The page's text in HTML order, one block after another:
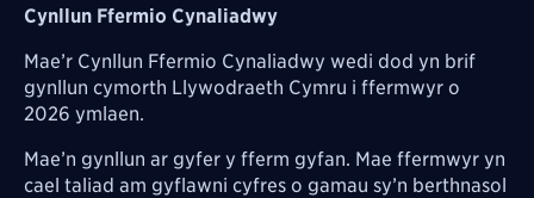
Cynllun Ffermio Cynaliadwy
Mae’r Cynllun Ffermio Cynaliadwy wedi dod yn brif
gynllun cymorth Llywodraeth Cymru i ffermwyr o
2026 ymlaen.
Mae’n gynllun ar gyfer y fferm gyfan. Mae ffermwyr yn
cael taliad am gyflawni cyfres o gamau sy’n berthnasol